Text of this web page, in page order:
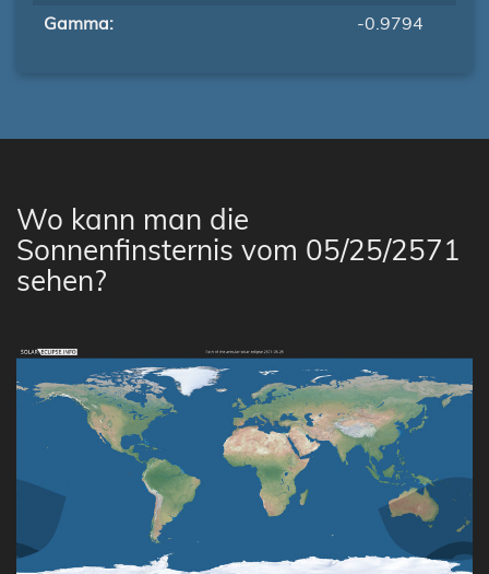
Gamma:
-0.9794
Wo kann man die
Sonnenfinsternis vom 05/25/2571
sehen?